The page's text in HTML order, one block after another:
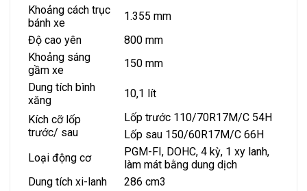
Khoảng cách trục
bánh xe
1.355 mm
Độ cao yên
800 mm
Khoảng sáng
gầm xe
150 mm
Dung tích bình
xăng
10,1 lít
Kích cỡ lốp
trước/ sau
Lốp trước 110/70R17M/C 54H
Lốp sau 150/60R17M/C 66H
Loại động cơ
PGM-FI, DOHC, 4 kỳ, 1 xy lanh,
làm mát bằng dung dịch
Dung tích xi-lanh
286 cm3